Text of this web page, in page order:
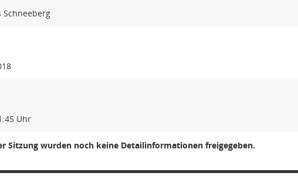
Schneeberg
Uhr
Sitzung wurden noch keine Detailinformationen freigegeben.